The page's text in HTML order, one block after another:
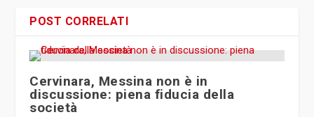
POST CORRELATI
Cervinara, Messina non è in
discussione: piena fiducia della
società